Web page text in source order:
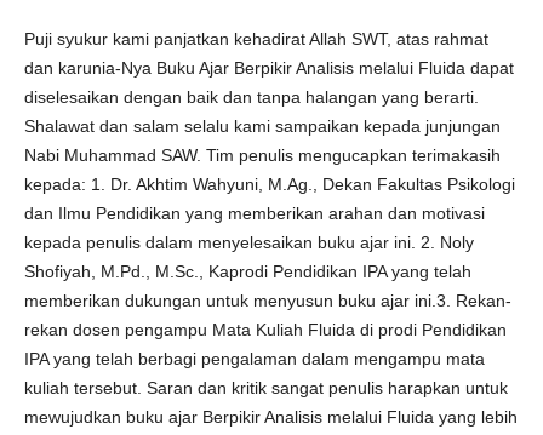
Puji syukur kami panjatkan kehadirat Allah SWT, atas rahmat
dan karunia-Nya Buku Ajar Berpikir Analisis melalui Fluida dapat
diselesaikan dengan baik dan tanpa halangan yang berarti.
Shalawat dan salam selalu kami sampaikan kepada junjungan
Nabi Muhammad SAW. Tim penulis mengucapkan terimakasih
kepada: 1. Dr. Akhtim Wahyuni, M.Ag., Dekan Fakultas Psikologi
dan Ilmu Pendidikan yang memberikan arahan dan motivasi
kepada penulis dalam menyelesaikan buku ajar ini. 2. Noly
Shofiyah, M.Pd., M.Sc., Kaprodi Pendidikan IPA yang telah
memberikan dukungan untuk menyusun buku ajar ini.3. Rekan-
rekan dosen pengampu Mata Kuliah Fluida di prodi Pendidikan
IPA yang telah berbagi pengalaman dalam mengampu mata
kuliah tersebut. Saran dan kritik sangat penulis harapkan untuk
mewujudkan buku ajar Berpikir Analisis melalui Fluida yang lebih